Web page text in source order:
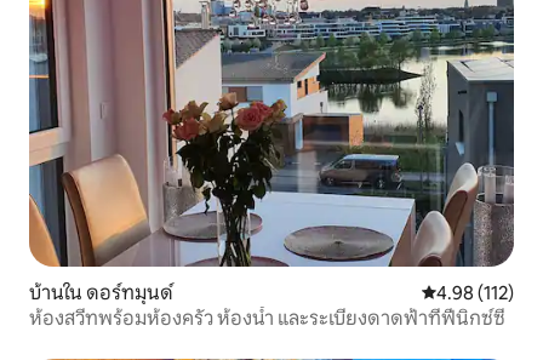
บ้านใน ดอร์ทมุนด์ คะแนนเฉลี่ย
4.98 (112)
ห้องสวีทพร้อมห้องครัว ห้องน้ำ และระเบียงดาดฟ้าที่ฟีนิกซ์ซี